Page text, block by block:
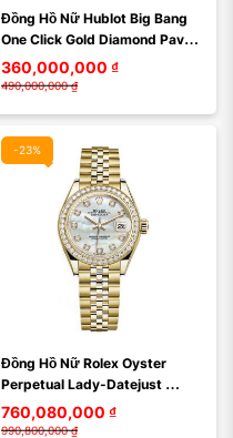
Đồng Hồ Nữ Hublot Big Bang
One Click Gold Diamond Pave
33 485.OX.1180.RX.1604
360,000,000 ₫
490,000,000 ₫
-23%
Đồng Hồ Nữ Rolex Oyster
Perpetual Lady-Datejust
279138RBR
760,080,000 ₫
990,800,000 ₫